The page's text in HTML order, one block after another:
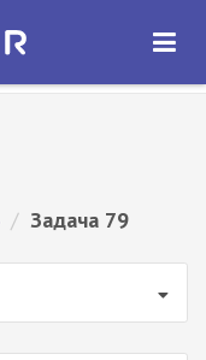
ОТКРЫТЬ
/ Задача 79